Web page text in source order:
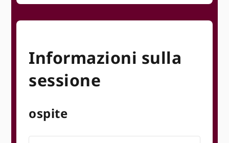
Informazioni sulla
sessione
ospite